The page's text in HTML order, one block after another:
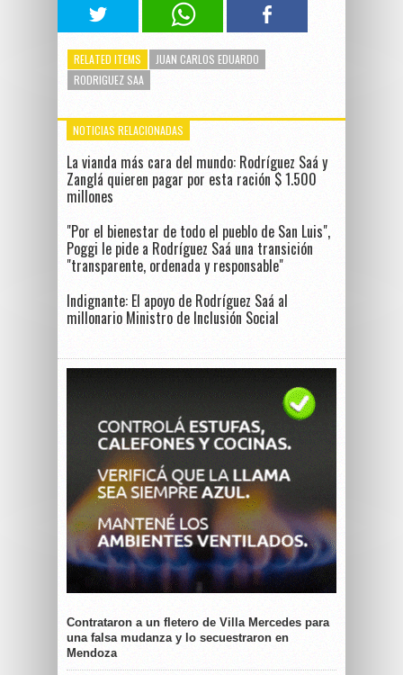
RELATED ITEMS
JUAN CARLOS EDUARDO
RODRIGUEZ SAA
NOTICIAS RELACIONADAS
La vianda más cara del mundo: Rodríguez Saá y
Zanglá quieren pagar por esta ración $ 1.500
millones
"Por el bienestar de todo el pueblo de San Luis",
Poggi le pide a Rodríguez Saá una transición
"transparente, ordenada y responsable"
Indignante: El apoyo de Rodríguez Saá al
millonario Ministro de Inclusión Social
Contrataron a un fletero de Villa Mercedes para
una falsa mudanza y lo secuestraron en
Mendoza